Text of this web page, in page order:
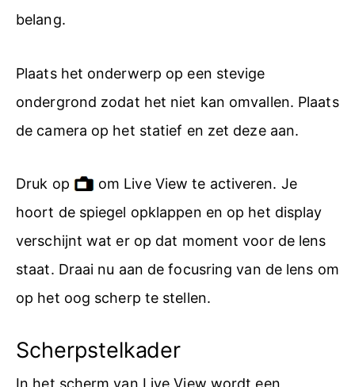
belang.
Plaats het onderwerp op een stevige
ondergrond zodat het niet kan omvallen. Plaats
de camera op het statief en zet deze aan.
Druk op
om Live View te activeren. Je
hoort de spiegel opklappen en op het display
verschijnt wat er op dat moment voor de lens
staat. Draai nu aan de focusring van de lens om
op het oog scherp te stellen.
Scherpstelkader
In het scherm van Live View wordt een